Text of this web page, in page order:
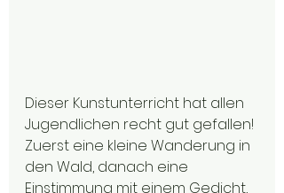
Dieser Kunstunterricht hat allen
Jugendlichen recht gut gefallen!
Zuerst eine kleine Wanderung in
den Wald, danach eine
Einstimmung mit einem Gedicht,